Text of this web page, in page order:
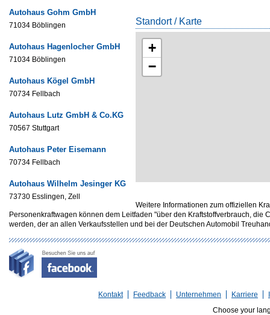
Autohaus Gohm GmbH
71034 Böblingen
Autohaus Hagenlocher GmbH
71034 Böblingen
Autohaus Kögel GmbH
70734 Fellbach
Autohaus Lutz GmbH & Co.KG
70567 Stuttgart
Autohaus Peter Eisemann
70734 Fellbach
Autohaus Wilhelm Jesinger KG
73730 Esslingen, Zell
Standort / Karte
+
−
Weitere Informationen zum offiziellen
Personenkraftwagen können dem Leitfaden "über den Kraftstoffverbrauch,
werden, der an allen Verkaufsstellen und bei der Deutschen Automobil
Kontakt Feedback Unternehmen Karriere
Choose your